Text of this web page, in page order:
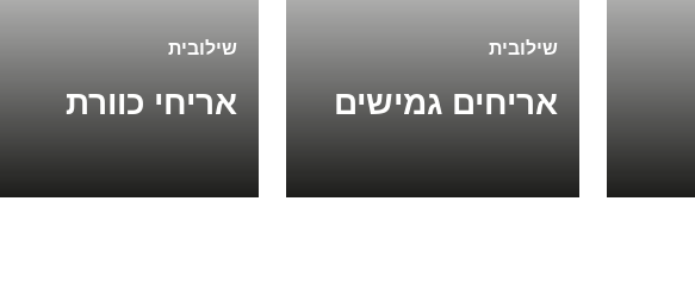
שילובית
אריחים גמישים
שילובית
אריחי כוורת